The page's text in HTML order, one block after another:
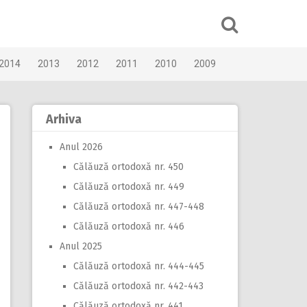
2013 2012 2011 2010 2009
Arhiva
Anul 2026
Călăuză ortodoxă nr. 450
Călăuză ortodoxă nr. 449
Călăuză ortodoxă nr. 447-448
Călăuză ortodoxă nr. 446
Anul 2025
Călăuză ortodoxă nr. 444-445
Călăuză ortodoxă nr. 442-443